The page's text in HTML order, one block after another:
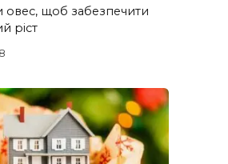
овес, щоб забезпечити
ріст